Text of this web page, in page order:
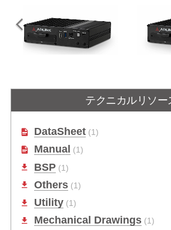
NVIDIA®Jetson Xavier™NX搭載AI
対応組込みNVR
テクニカルリソー
DataSheet(1)
Manual (1)
BSP(1)
Others(1)
Utility(1)
Mechanical Drawings(1)